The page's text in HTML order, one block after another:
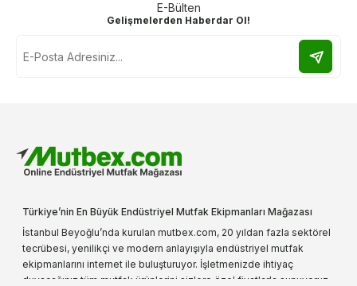
E-Bülten
Gelişmelerden Haberdar Ol!
Türkiye’nin En Büyük Endüstriyel Mutfak Ekipmanları Mağazası
İstanbul Beyoğlu’nda kurulan mutbex.com, 20 yıldan fazla sektörel
tecrübesi, yenilikçi ve modern anlayışıyla endüstriyel mutfak
ekipmanlarını internet ile buluşturuyor. İşletmenizde ihtiyaç
duyacağınız tüm mutfak ürünlerini sizlere özel fiyatlarla sunuyoruz.